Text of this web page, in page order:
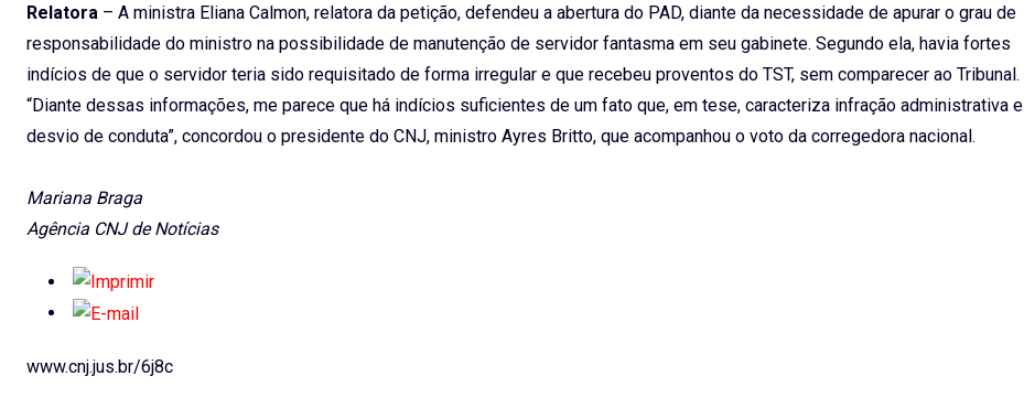
Relatora – A ministra Eliana Calmon, relatora da petição, defendeu a abertura do PAD, diante da necessidade de apurar o grau de
responsabilidade do ministro na possibilidade de manutenção de servidor fantasma em seu gabinete. Segundo ela, havia fortes
indícios de que o servidor teria sido requisitado de forma irregular e que recebeu proventos do TST, sem comparecer ao Tribunal.
“Diante dessas informações, me parece que há indícios suficientes de um fato que, em tese, caracteriza infração administrativa e
desvio de conduta”, concordou o presidente do CNJ, ministro Ayres Britto, que acompanhou o voto da corregedora nacional.
Mariana Braga
Agência CNJ de Notícias
www.cnj.jus.br/6j8c